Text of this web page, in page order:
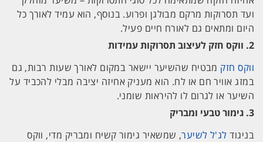
ועד תסרוקות מרקם מבולגן ופרוע. בנוסף, הוא עמיד לאורך כל
היום ומתאים גם לאורח חיים פעיל.
2. ווקס חזק לעיצוב תסרוקות עמידות
ווקס חזק מבטיח שהשיער יישאר במקום לאורך שעות רבות, גם
במזג אוויר חם או לח. הוא מעניק אחיזה יציבה מבלי להכביד על
השיער או לגרום לו להיראות שומני.
3. גימור טבעי ומבריק
בניגוד לג'ל לשיער, שמשאיר גימור קשיח ומבריק מדי, ווקס